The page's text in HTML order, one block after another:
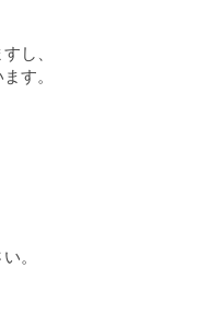
し、
す。
。